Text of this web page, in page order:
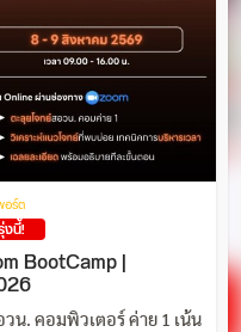
ร์ต
นี้!
BootCamp |
น. คอมพิวเตอร์ ค่าย 1 เน้น